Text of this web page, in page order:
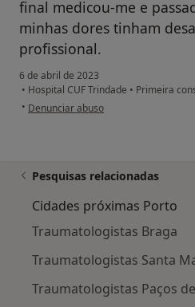
final medicou-me e
minhas dores tinham
profissional.
6 de abril de 2023
• Hospital CUF Trindade • Primeira
• na opinião do utilizador José Dias
Denunciar abuso
Pesquisas relacionadas
Cidades próximas Porto
Traumatologistas Braga
Traumatologistas Santa
Traumatologistas Paços